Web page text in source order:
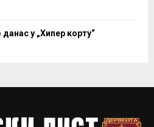
у „Хипер корту“